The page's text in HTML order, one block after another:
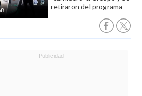
retiraron del programa